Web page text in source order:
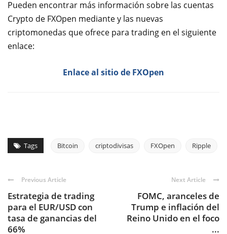
Pueden encontrar más información sobre las cuentas
Crypto de FXOpen mediante y las nuevas
criptomonedas que ofrece para trading en el siguiente
enlace:
Enlace al sitio de FXOpen
Tags Bitcoin criptodivisas FXOpen Ripple
Previous Article
Estrategia de trading
para el EUR/USD con
tasa de ganancias del
66%
Next Article
FOMC, aranceles de
Trump e inflación del
Reino Unido en el foco
...